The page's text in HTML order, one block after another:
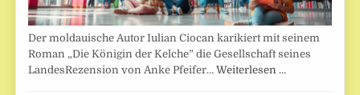
Der moldauische Autor Iulian Ciocan karikiert mit seinem
Roman „Die Königin der Kelche” die Gesellschaft seines
LandesRezension von Anke Pfeifer…Weiterlesen …